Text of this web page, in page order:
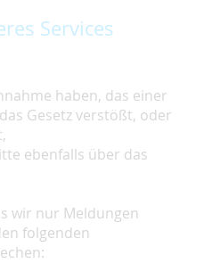
Services
haben, das einer
Gesetz verstößt, oder
ebenfalls über das
wir nur Meldungen
folgenden